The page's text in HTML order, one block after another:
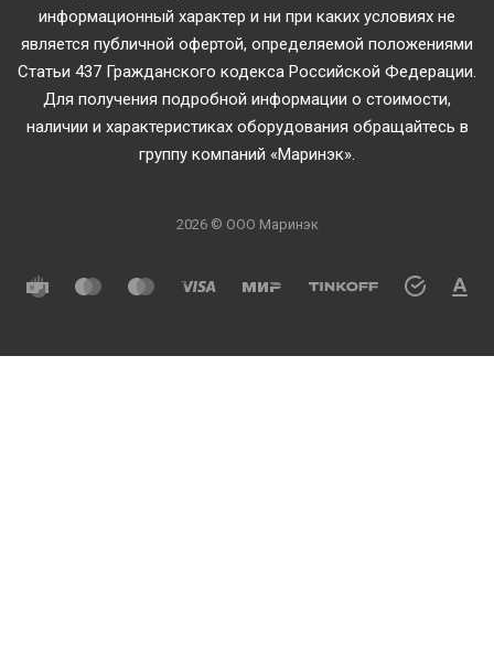
информационный характер и ни при каких условиях не
является публичной офертой, определяемой положениями
Статьи 437 Гражданского кодекса Российской Федерации.
Для получения подробной информации о стоимости,
наличии и характеристиках оборудования обращайтесь в
группу компаний «Маринэк».
2026 © ООО Маринэк